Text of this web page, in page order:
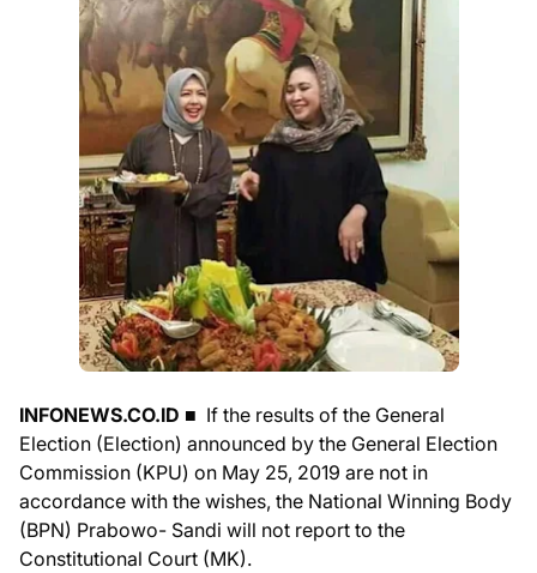
INFONEWS.CO.ID ■ If the results of the General
Election (Election) announced by the General Election
Commission (KPU) on May 25, 2019 are not in
accordance with the wishes, the National Winning Body
(BPN) Prabowo- Sandi will not report to the
Constitutional Court (MK).